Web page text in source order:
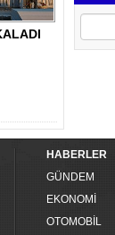
HABERLER
GÜNDEM
EKONOMİ
OTOMOBİL